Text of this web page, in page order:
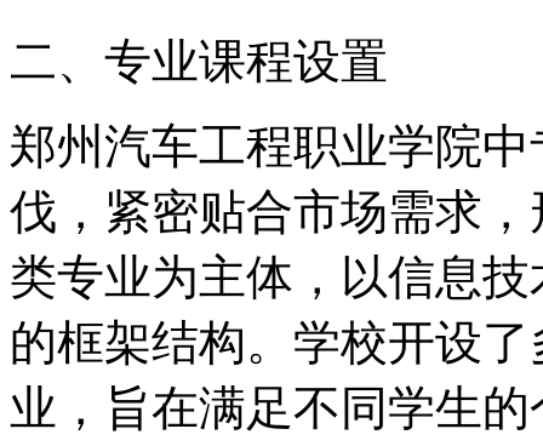
二、专业课程设置
郑州汽车工程职业学院
伐，紧密贴合市场需求
类专业为主体，以信息
的框架结构。学校开设
业，旨在满足不同学生